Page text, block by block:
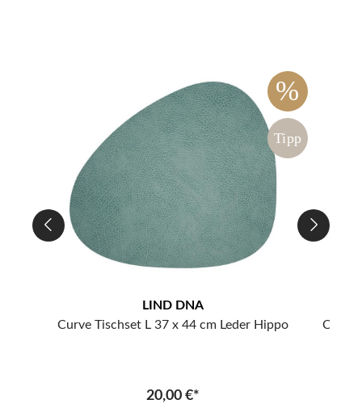
%
Tipp
LIND DNA
Curve Tischset L 37 x 44 cm Leder Hippo
20,00 €*
Curve